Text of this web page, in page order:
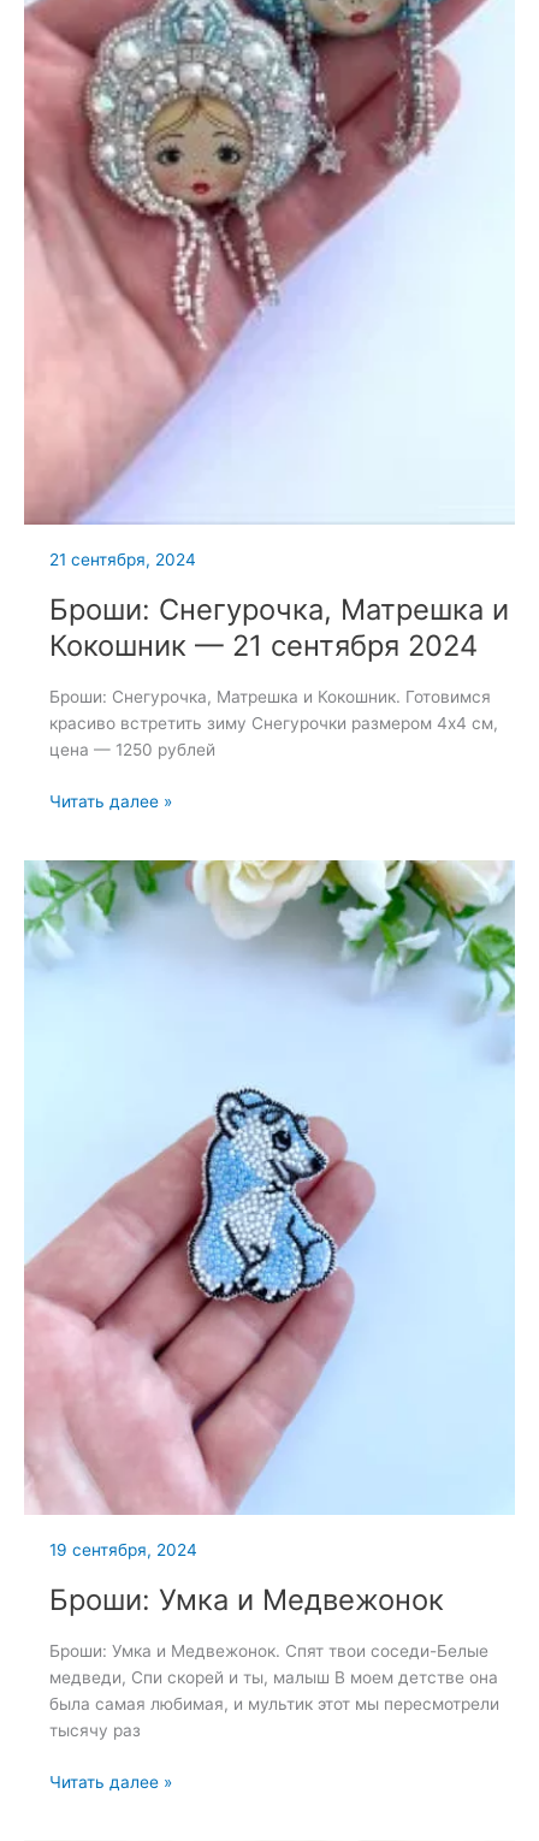
21 сентября, 2024
Броши: Снегурочка, Матрешка и
Кокошник — 21 сентября 2024
Броши: Снегурочка, Матрешка и Кокошник. Готовимся
красиво встретить зиму Снегурочки размером 4х4 см,
цена — 1250 рублей
Броши:
и
Кокошник
—
21
Читать далее »
19 сентября, 2024
Броши: Умка и Медвежонок
Броши: Умка и Медвежонок. Спят твои соседи-Белые
медведи, Спи скорей и ты, малыш В моем детстве она
была самая любимая, и мультик этот мы пересмотрели
тысячу раз
Броши:
Читать далее »